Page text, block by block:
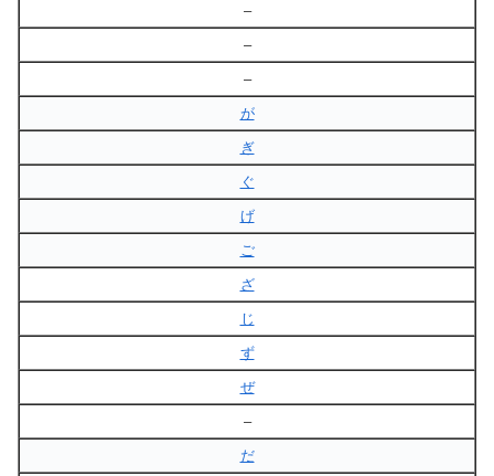
–
–
–
が
ぎ
ぐ
げ
ご
ざ
じ
ず
ぜ
–
だ